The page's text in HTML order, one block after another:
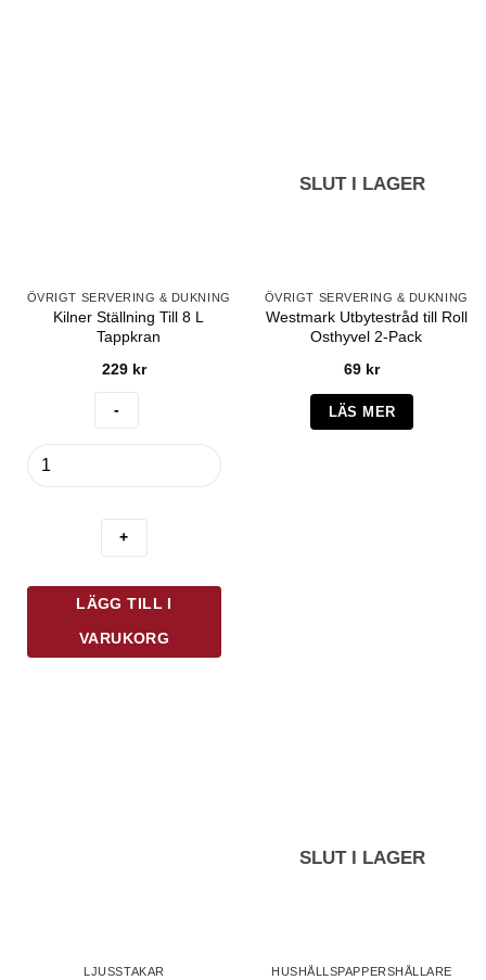
ÖVRIGT SERVERING & DUKNING
Kilner Ställning Till 8 L
Tappkran
229 kr
Ställning
mängd
LÄGG TILL I
VARUKORG
SLUT I LAGER
ÖVRIGT SERVERING & DUKNING
Westmark Utbytestråd till Roll
Osthyvel 2-Pack
69 kr
LÄS MER
LJUSSTAKAR
SLUT I LAGER
HUSHÅLLSPAPPERSHÅLLARE